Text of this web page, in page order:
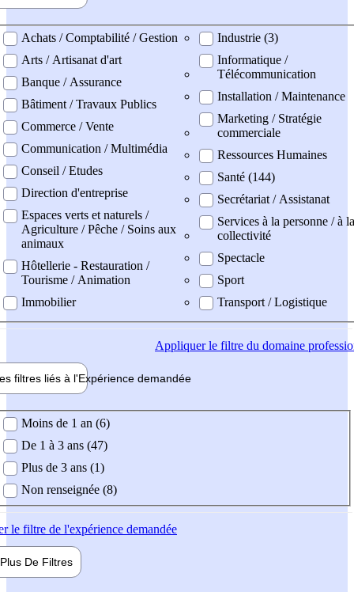
professionel
Achats / Comptabilité / Gestion
Arts / Artisanat d'art
Banque / Assurance
Bâtiment / Travaux Publics
Commerce / Vente
Communication / Multimédia
Conseil / Etudes
Direction d'entreprise
Espaces verts et naturels /
Agriculture / Pêche / Soins aux
animaux
Hôtellerie - Restauration /
Tourisme / Animation
Immobilier
Industrie (3)
Informatique /
Télécommunication
Installation / Maintenance
Marketing / Stratégie
commerciale
Ressources Humaines
Santé (144)
Secrétariat / Assistanat
Services à la personne / à la
collectivité
Spectacle
Sport
Transport / Logistique
Appliquerle filtre du domaine
filtres liés à l'Expérience demandée
demandée
Moins de 1 an (6)
De 1 à 3 ans (47)
Plus de 3 ans (1)
Non renseignée (8)
le filtre de l'expérience demandée
Plus De Filtres